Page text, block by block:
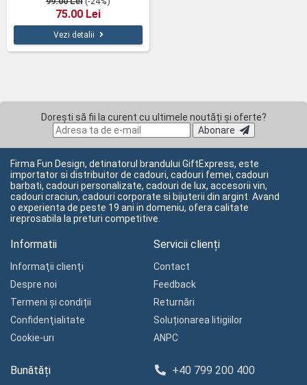
75.00 Lei
Vezi detalii
Dorești să fii la curent cu ultimele noutăți și oferte?
Abonare
Firma Fun Design, detinatorul brandului GiftExpress, este
importator si distribuitor de cadouri, cadouri femei, cadouri
barbati, cadouri personalizate, cadouri de lux, accesorii vin,
cadouri craciun, cadouri corporate si bijuterii din argint. Avand
o experienta de peste 19 ani in domeniu, ofera calitate
ireprosabila la preturi competitive.
Informatii
Informaţii clienţi
Despre noi
Termeni și condiții
Confidenţialitate
Cookie-uri
Servicii clienți
Contact
Feedback
Returnări
Soluționarea litigiilor
ANPC
Bunătăți +40 799 200 400